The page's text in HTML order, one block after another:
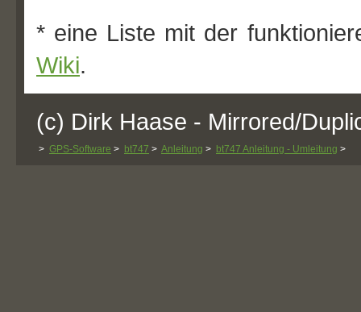
* eine Liste mit der
Wiki.
(c) Dirk Haase - Mirrored/
> GPS-Software > bt747 > Anleitung > bt747 Anleitung - Umleitung >